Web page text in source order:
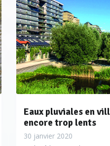
les modes de
peut aller jusqu’à 4 000
Eaux pluviales en
encore trop lents
30 janvier 2020